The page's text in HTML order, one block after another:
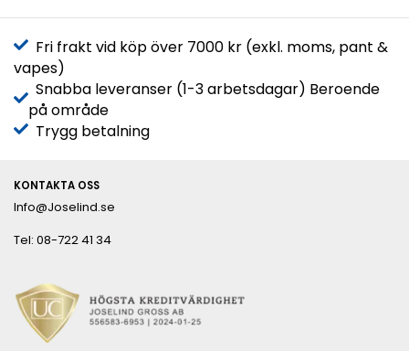
Fri frakt vid köp över 7000 kr (exkl. moms, pant &
vapes)
Snabba leveranser (1-3 arbetsdagar) Beroende
på område
Trygg betalning
KONTAKTA OSS
Info@Joselind.se
Tel: 08-722 41 34